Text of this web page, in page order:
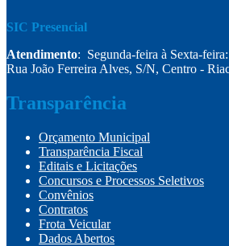
SIC Presencial
Atendimento: Segunda-feira à Sexta-
Rua João Ferreira Alves, S/N, Centro -
Transparência
Orçamento Municipal
Transparência Fiscal
Editais e Licitações
Concursos e Processos Seletivos
Convênios
Contratos
Frota Veicular
Dados Abertos